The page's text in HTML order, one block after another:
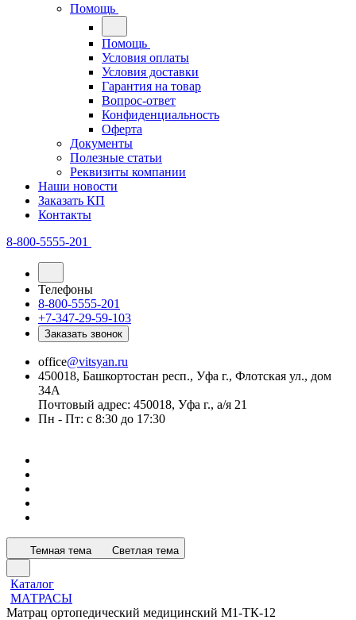
Помощь
Помощь
Условия оплаты
Условия доставки
Гарантия на товар
Вопрос-ответ
Конфиденциальность
Оферта
Документы
Полезные статьи
Реквизиты компании
Наши новости
Заказать КП
Контакты
8-800-5555-201
Телефоны
8-800-5555-201
+7-347-29-59-103
Заказать звонок
office@vitsyan.ru
450018, Башкортостан респ., Уфа г., Флотская ул., дом
34А
Почтовый адрес: 450018, Уфа г., а/я 21
Пн - Пт: с 8:30 до 17:30
Темная тема Светлая тема
Каталог
МАТРАСЫ
Матрац ортопедический медицинский М1-ТК-12